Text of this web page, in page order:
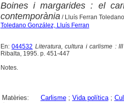
Boines i margarides : el
contemporània/ Lluís Ferran
Toledano González, Lluís Ferran
En:044532 Literatura, cultura i carlisme :
Ribalta, 1995. p. 451-447
Notes.
Matèries: Carlisme; Vida política;